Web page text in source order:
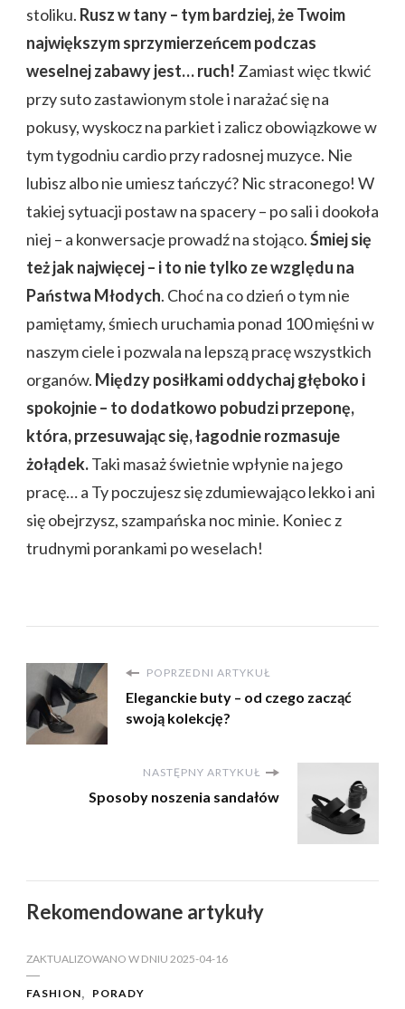
stoliku. Rusz w tany – tym bardziej, że Twoim
największym sprzymierzeńcem podczas
weselnej zabawy jest… ruch! Zamiast więc tkwić
przy suto zastawionym stole i narażać się na
pokusy, wyskocz na parkiet i zalicz obowiązkowe w
tym tygodniu cardio przy radosnej muzyce. Nie
lubisz albo nie umiesz tańczyć? Nic straconego! W
takiej sytuacji postaw na spacery – po sali i dookoła
niej – a konwersacje prowadź na stojąco.Śmiej się
też jak najwięcej – i to nie tylko ze względu na
Państwa Młodych. Choć na co dzień o tym nie
pamiętamy, śmiech uruchamia ponad 100 mięśni w
naszym ciele i pozwala na lepszą pracę wszystkich
organów. Między posiłkami oddychaj głęboko i
spokojnie – to dodatkowo pobudzi przeponę,
która, przesuwając się, łagodnie rozmasuje
żołądek.Taki masaż świetnie wpłynie na jego
pracę… a Ty poczujesz się zdumiewająco lekko i ani
się obejrzysz, szampańska noc minie. Koniec z
trudnymi porankami po weselach!
POPRZEDNI ARTYKUŁ
Eleganckie buty – od czego zacząć
swoją kolekcję?
NASTĘPNY ARTYKUŁ
Sposoby noszenia sandałów
Rekomendowane artykuły
ZAKTUALIZOWANO W DNIU 2025-04-16
FASHION PORADY